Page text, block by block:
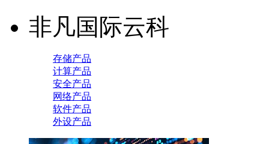
非凡国际云科
存储产品
计算产品
安全产品
网络产品
软件产品
外设产品